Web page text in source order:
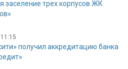
заселение трех корпусов ЖК
получил аккредитацию банка